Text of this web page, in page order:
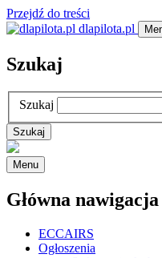
Przejdź do treści
dlapilota.pl
Szukaj
Szukaj
Menu
Główna nawigacja
ECCAIRS
Ogłoszenia